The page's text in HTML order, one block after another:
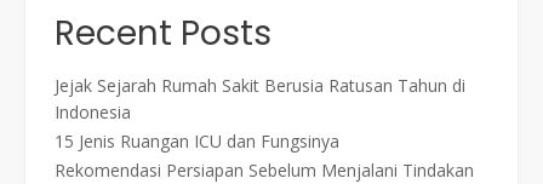
Recent Posts
Jejak Sejarah Rumah Sakit Berusia Ratusan Tahun di
Indonesia
15 Jenis Ruangan ICU dan Fungsinya
Rekomendasi Persiapan Sebelum Menjalani Tindakan